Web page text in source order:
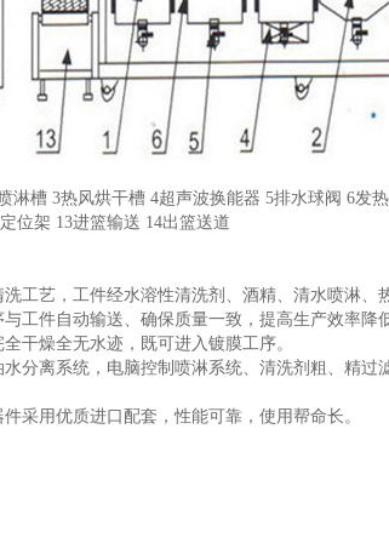
淋槽 3热风烘干槽 4超声波换能器 5排水球阀 6发
位架 13进篮输送 14出篮送道
工艺，工件经水溶性清洗剂、酒精、清水喷淋、
工件自动输送、确保质量一致，提高生产效率降
干燥全无水迹，既可进入镀膜工序。
分离系统，电脑控制喷淋系统、清洗剂粗、精
采用优质进口配套，性能可靠，使用帮命长。